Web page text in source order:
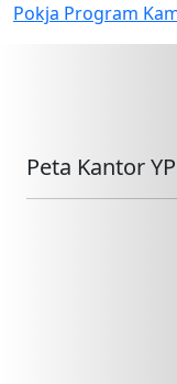
Pokja Program
Peta Kantor